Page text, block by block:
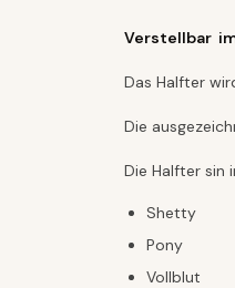
Verstellbar
Das Halfter
Die
Die Halfter sin
Shetty
Pony
Vollblut